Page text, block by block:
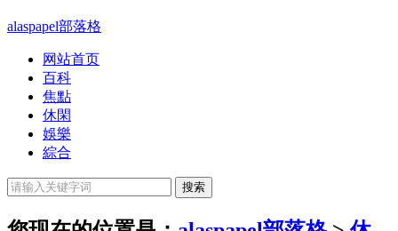
alaspapel部落格
网站首页
百科
焦點
休閑
娛樂
綜合